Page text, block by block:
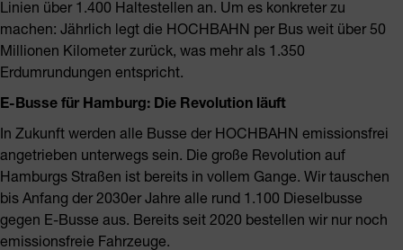
Linien über 1.400 Haltestellen an. Um es konkreter zu
machen: Jährlich legt die HOCHBAHN per Bus weit über 50
Millionen Kilometer zurück, was mehr als 1.350
Erdumrundungen entspricht.
E-Busse für Hamburg: Die Revolution läuft
In Zukunft werden alle Busse der HOCHBAHN emissionsfrei
angetrieben unterwegs sein. Die große Revolution auf
Hamburgs Straßen ist bereits in vollem Gange. Wir tauschen
bis Anfang der 2030er Jahre alle rund 1.100 Dieselbusse
gegen E-Busse aus. Bereits seit 2020 bestellen wir nur noch
emissionsfreie Fahrzeuge.